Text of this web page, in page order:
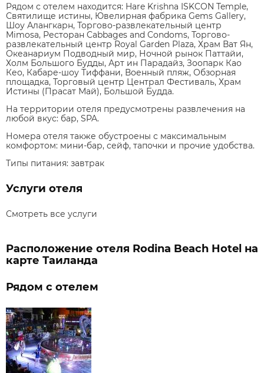
Рядом с отелем находится: Hare Krishna ISKCON Temple,
Святилище истины, Ювелирная фабрика Gems Gallery,
Шоу Алангкарн, Торгово-развлекательный центр
Mimosa, Ресторан Cabbages and Condoms, Торгово-
развлекательный центр Royal Garden Plaza, Храм Ват Ян,
Океанариум Подводный мир, Ночной рынок Паттайи,
Холм Большого Будды, Арт ин Парадайз, Зоопарк Као
Кео, Кабаре-шоу Тиффани, Военный пляж, Обзорная
площадка, Торговый центр Централ Фестиваль, Храм
Истины (Прасат Май), Большой Будда.
На территории отеля предусмотрены развлечения на
любой вкус: бар, SPA.
Номера отеля также обустроены с максимальным
комфортом: мини-бар, сейф, тапочки и прочие удобства.
Типы питания: завтрак
Услуги отеля
Смотреть все услуги
Расположение отеля Rodina Beach Hotel на
карте Таиланда
Рядом с отелем